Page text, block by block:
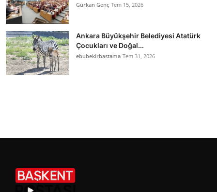
Gürkan Genç Tem 15, 2026
Ankara Büyükşehir Belediyesi Atatürk
Çocukları ve Doğal...
ebubekirbastama Tem 31, 2026